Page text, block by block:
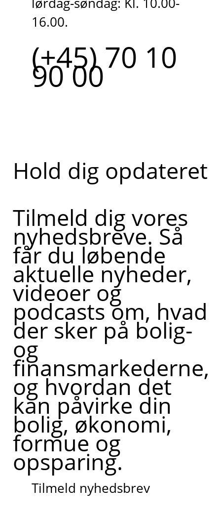
16.00.
(+45) 70 10
90 00
Hold dig opdateret
Tilmeld dig vores
nyhedsbreve. Så
får du løbende
aktuelle nyheder,
videoer og
podcasts om, hvad
der sker på bolig-
og
finansmarkederne,
og hvordan det
kan påvirke din
bolig, økonomi,
formue og
opsparing.
Tilmeld nyhedsbrev